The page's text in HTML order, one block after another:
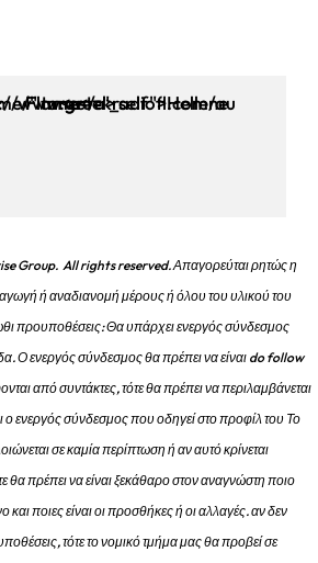
Group. All rights reserved. Απαγορεύται ρητώς η
ή αναδιανομή μέρους ή όλου του υλικού του
προυποθέσεις: Θα υπάρχει ενεργός σύνδεσμος
Ο ενεργός σύνδεσμος θα πρέπει να είναι do follow
από συντάκτες, τότε θα πρέπει να περιλαμβάνεται
ο ενεργός σύνδεσμος που οδηγεί στο προφίλ του Το
σε καμία περίπτωση ή αν αυτό κρίνεται
θα πρέπει να είναι ξεκάθαρο στον αναγνώστη ποιο
και ποιες είναι οι προσθήκες ή οι αλλαγές. αν δεν
τότε το νομικό τμήμα μας θα προβεί σε